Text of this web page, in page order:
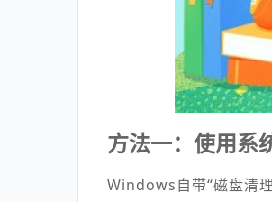
方法一：使用系
Windows自带“磁盘清